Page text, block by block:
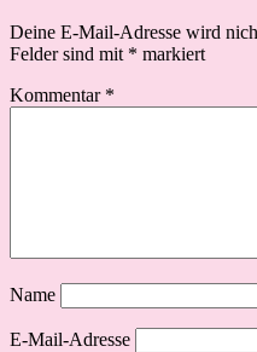
Deine E-Mail-Adresse wird
Felder sind mit * markiert
Kommentar *
Name
E-Mail-Adresse